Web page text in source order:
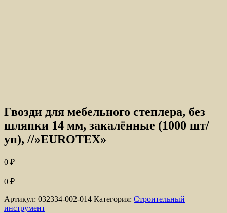
Гвозди для мебельного степлера, без
шляпки 14 мм, закалённые (1000 шт/
уп), //»EUROTEX»
0 ₽
0 ₽
Артикул: 032334-002-014 Категория: Строительный
инструмент